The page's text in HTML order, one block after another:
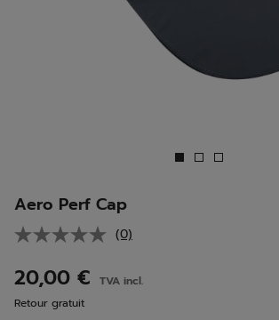
Aero Perf Cap
Aucune
notation.
(0)
20,00 €
TVA incl.
Retour gratuit